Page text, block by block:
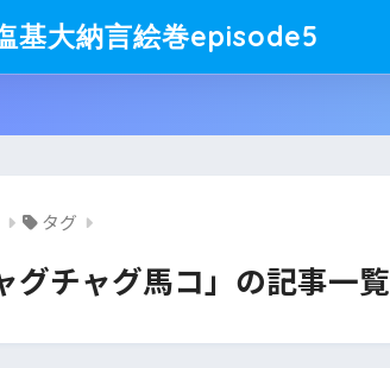
基大納言絵巻episode5
タグ
グチャグ馬コ」の記事一覧